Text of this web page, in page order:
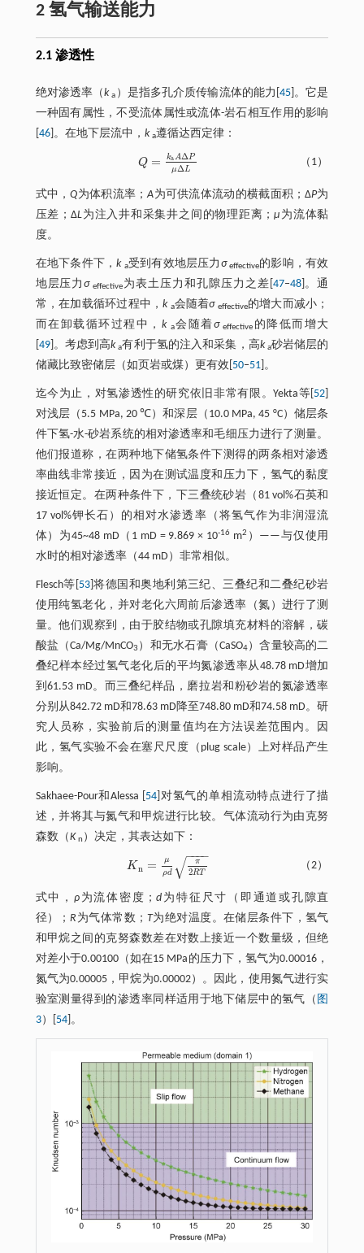
2 氢气输送能力
2.1 渗透性
绝对渗透率（k a ）是指多孔介质传输流体的能力[45 ]。它是
一种固有属性，不受流体属性或流体-岩石相互作用的影响
46]。在地下层流中， k a遵循达西定律：
Q = ka A Δ P
μΔL
Q= ka AΔPμΔL （1）
式中，Q为体积流率；A为可供流体流动的横截面积；ΔP为
压差；ΔL为注入井和采集井之间的物理距离；μ 为流体黏
度。
在地下条件下，k a受到有效地层压力 σ effective的影响，有效
地层压力σ effective为表土压力和孔隙压力之差[ 47‒48]。通
常，在加载循环过程中，k a会随着σ effective的增大而减小；
而在卸载循环过程中， k a会随着σ effective 的降低而增大
49]。考虑到高k a有利于氢的注入和采集，高k a砂岩储层的
储藏比致密储层（如页岩或煤）更有效[ 50‒51]。
迄今为止，对氢渗透性的研究依旧非常有限。Yekta等[ 52
对浅层（5.5 MPa, 20 ℃）和深层（10.0 MPa, 45 °C）储层条
件下氢-水-砂岩系统的相对渗透率和毛细压力进行了测量。
他们报道称，在两种地下储氢条件下测得的两条相对渗透
率曲线非常接近，因为在测试温度和压力下，氢气的黏度
接近恒定。在两种条件下，下三叠统砂岩（81 vol%石英和
17 vol%钾长石）的相对水渗透率（将氢气作为非润湿流
体）为45~48 mD（1 mD = 9.869 × 10-16 m2 ）——与仅使用
水时的相对渗透率（44 mD）非常相似。
Flesch等[ 53]将德国和奥地利第三纪、三叠纪和二叠纪砂岩
使用纯氢老化，并对老化六周前后渗透率（氮）进行了测
量。他们观察到，由于胶结物或孔隙填充材料的溶解，碳
酸盐（Ca/Mg/MnCO3 ）和无水石膏（CaSO4）含量较高的二
叠纪样本经过氢气老化后的平均氮渗透率从48.78 mD增加
到61.53 mD。而三叠纪样品，磨拉岩和粉砂岩的氮渗透率
分别从842.72 mD和78.63 mD降至748.80 mD和74.58 mD。研
究人员称，实验前后的测量值均在方法误差范围内。因
此，氢气实验不会在塞尺尺度（plug scale）上对样品产生
影响。
Sakhaee-Pour和Alessa [ 54 ]对氢气的单相流动特点进行了描
述，并将其与氮气和甲烷进行比较。气体流动行为由克努
森数（K n ）决定，其表达如下：
Kn =
μ
ρd
π
2RT
− −
−−
√
Kn= μρ dπ2 R T （2）
式中， ρ为流体密度；d 为特征尺寸（即通道或孔隙直
径）；R 为气体常数；T为绝对温度。在储层条件下，氢气
和甲烷之间的克努森数差在对数上接近一个数量级，但绝
对差小于0.00100（如在15 MPa的压力下，氢气为0.00016，
氮气为0.00005，甲烷为0.00002）。因此，使用氮气进行实
验室测量得到的渗透率同样适用于地下储层中的氢气（ 图
3）[ 54]。